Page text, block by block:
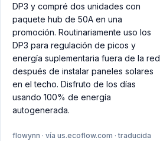
DP3 y compré dos unidades con
paquete hub de 50A en una
promoción. Routinariamente uso los
DP3 para regulación de picos y
energía suplementaria fuera de la red
después de instalar paneles solares
en el techo. Disfruto de los días
usando 100% de energía
autogenerada.
flowynn · vía us.ecoflow.com · traducida